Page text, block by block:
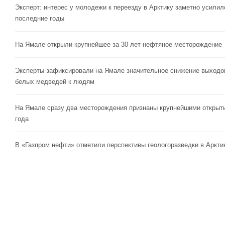
Эксперт: интерес у молодежи к переезду в Арктику заметно
последние годы
На Ямале открыли крупнейшее за 30 лет нефтяное месторождение
Эксперты зафиксировали на Ямале значительное снижение
белых медведей к людям
На Ямале сразу два месторождения признаны крупнейшими
года
В «Газпром нефти» отметили перспективы геологоразведки в